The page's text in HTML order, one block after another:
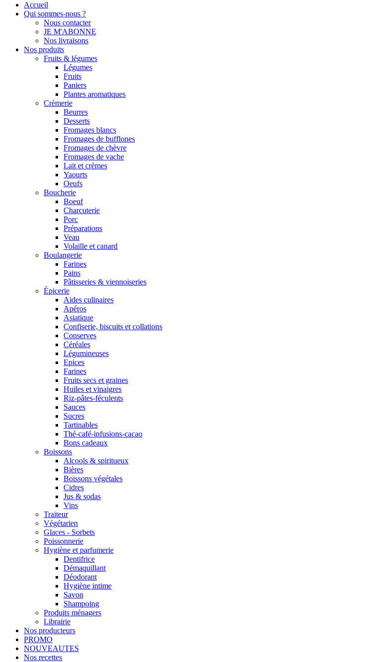
Accueil
Qui sommes-nous ?
Nous contacter
JE M'ABONNE
Nos livraisons
Nos produits
Fruits & légumes
Légumes
Fruits
Paniers
Plantes aromatiques
Crèmerie
Beurres
Desserts
Fromages blancs
Fromages de bufflones
Fromages de chèvre
Fromages de vache
Lait et crèmes
Yaourts
Oeufs
Boucherie
Boeuf
Charcuterie
Porc
Préparations
Veau
Volaille et canard
Boulangerie
Farines
Pains
Pâtisseries & viennoiseries
Épicerie
Aides culinaires
Apéros
Asiatique
Confiserie, biscuits et collations
Conserves
Céréales
Légumineuses
Epices
Farines
Fruits secs et graines
Huiles et vinaigres
Riz-pâtes-féculents
Sauces
Sucres
Tartinables
Thé-café-infusions-cacao
Bons cadeaux
Boissons
Alcools & spiritueux
Bières
Boissons végétales
Cidres
Jus & sodas
Vins
Traiteur
Végétarien
Glaces - Sorbets
Poissonnerie
Hygiène et parfumerie
Dentifrice
Démaquillant
Déodorant
Hygiène intime
Savon
Shampoing
Produits ménagers
Librairie
Nos producteurs
PROMO
NOUVEAUTES
Nos recettes